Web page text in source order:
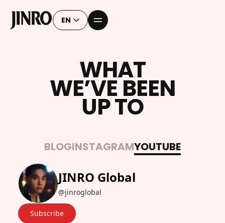
EN
WHAT
WE’VE BEEN
UPTO
BLOGINSTAGRAMYOUTUBE